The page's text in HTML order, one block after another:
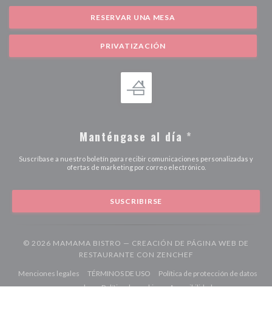
RESERVAR UNA MESA
PRIVATIZACIÓN
Manténgase al día *
Suscríbase a nuestro boletín para recibir comunicaciones personalizadas y
ofertas de marketing por correo electrónico.
SUSCRIBIRSE
© 2026 MAMAMA BISTRO — CREACIÓN DE PÁGINA WEB DE
RESTAURANTE CON ZENCHEF
Menciones legales((abre en una nueva ventana))
TÉRMINOS DE USO((abre en una nueva ventana))
Política de protección de datos
personales((abre en una nueva ventana))
Política de cookies((abre en una nueva ventana))
Accesibilidad((abre en una